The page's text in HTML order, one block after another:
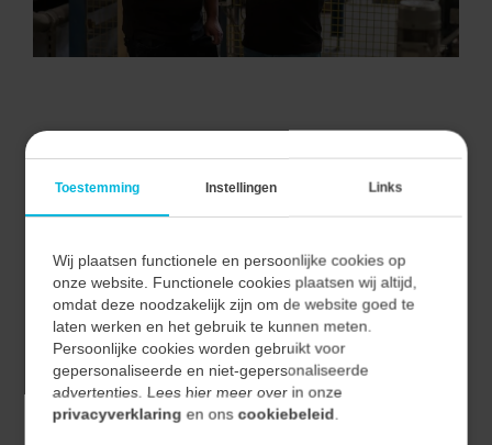
VAN ALLE MARKTEN THUIS.
Bij Vecon Engineers begrijpen we dat elke markt unieke
uitdagingen en kansen biedt.
Door nauwe samenwerking met onze klanten begrijpen
we hun unieke behoeften en vertalen we deze naar
effectieve en duurzame oplossingen.
Toestemming Instellingen Links
Wij plaatsen functionele en persoonlijke cookies op
onze website. Functionele cookies plaatsen wij altijd,
omdat deze noodzakelijk zijn om de website goed te
laten werken en het gebruik te kunnen meten.
Persoonlijke cookies worden gebruikt voor
gepersonaliseerde en niet-gepersonaliseerde
advertenties. Lees hier meer over in onze
privacyverklaring en onscookiebeleid.